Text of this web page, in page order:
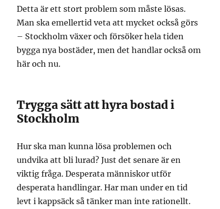
Detta är ett stort problem som måste lösas.
Man ska emellertid veta att mycket också görs
– Stockholm växer och försöker hela tiden
bygga nya bostäder, men det handlar också om
här och nu.
Trygga sätt att hyra bostad i
Stockholm
Hur ska man kunna lösa problemen och
undvika att bli lurad? Just det senare är en
viktig fråga. Desperata människor utför
desperata handlingar. Har man under en tid
levt i kappsäck så tänker man inte rationellt.